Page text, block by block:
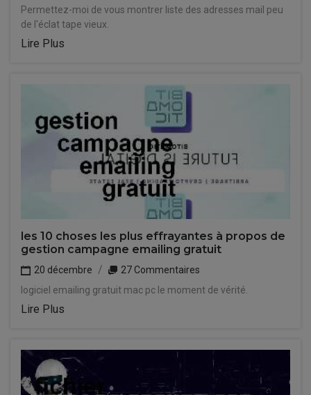
Permettez-moi de vous montrer liste des adresses mail peu
de l'éclat tape vieux.
Lire Plus
les 10 choses les plus effrayantes à propos de
gestion campagne emailing gratuit
20 décembre
27 Commentaires
logiciel emailing gratuit mac pc le moment de vérité.
Lire Plus